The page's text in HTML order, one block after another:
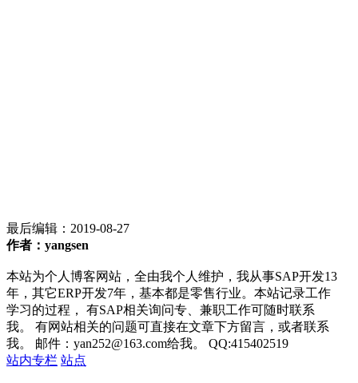
最后编辑： 2019-08-27
作者：yangsen
本站为个人博客网站，全由我个人维护，我从事SAP开发13
年，其它ERP开发7年，基本都是零售行业。本站记录工作
学习的过程， 有SAP相关询问专、兼职工作可随时联系
我。 有网站相关的问题可直接在文章下方留言，或者联系
我。 邮件：yan252@163.com给我。 QQ:415402519
站内专栏 站点